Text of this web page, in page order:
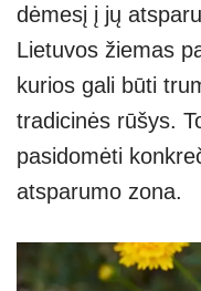
dėmesį į jų
Lietuvos žiemas
kurios gali būti
tradicinės rūšys.
pasidomėti
atsparumo zona.